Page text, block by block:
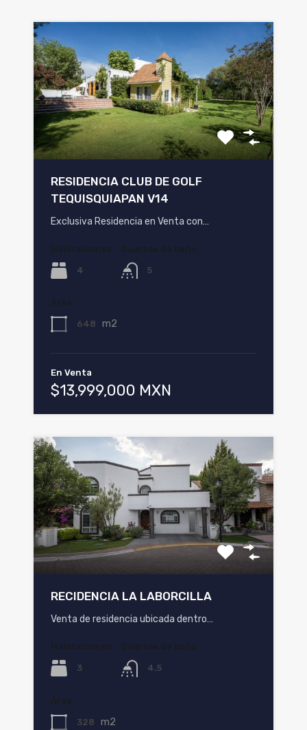
RESIDENCIA CLUB DE GOLF
TEQUISQUIAPAN V14
Exclusiva Residencia en Venta con…
Habitaciones
4
Cuartos de baño
5
Área
648 m2
En Venta
$13,999,000 MXN
RECIDENCIA LA LABORCILLA
Venta de residencia ubicada dentro…
Habitaciones
3
Cuartos de baño
4.5
Área
328 m2